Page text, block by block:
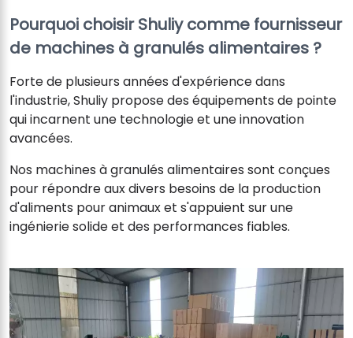
Pourquoi choisir Shuliy comme fournisseur
de machines à granulés alimentaires ?
Forte de plusieurs années d'expérience dans
l'industrie, Shuliy propose des équipements de pointe
qui incarnent une technologie et une innovation
avancées.
Nos machines à granulés alimentaires sont conçues
pour répondre aux divers besoins de la production
d'aliments pour animaux et s'appuient sur une
ingénierie solide et des performances fiables.